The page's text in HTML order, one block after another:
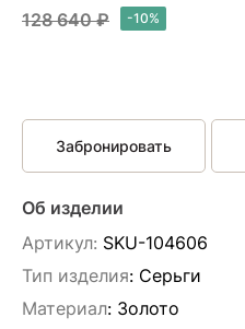
128 640 ₽
Забронировать
Об изделии
Артикул: SKU-104606
Тип изделия: Серьги
Материал: Золото